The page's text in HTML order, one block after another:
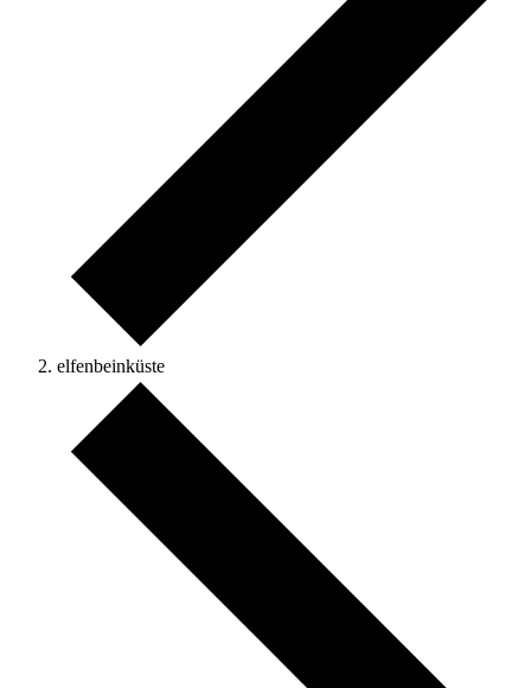
elfenbeinküste